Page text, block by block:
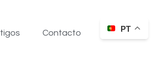
Contacto PT